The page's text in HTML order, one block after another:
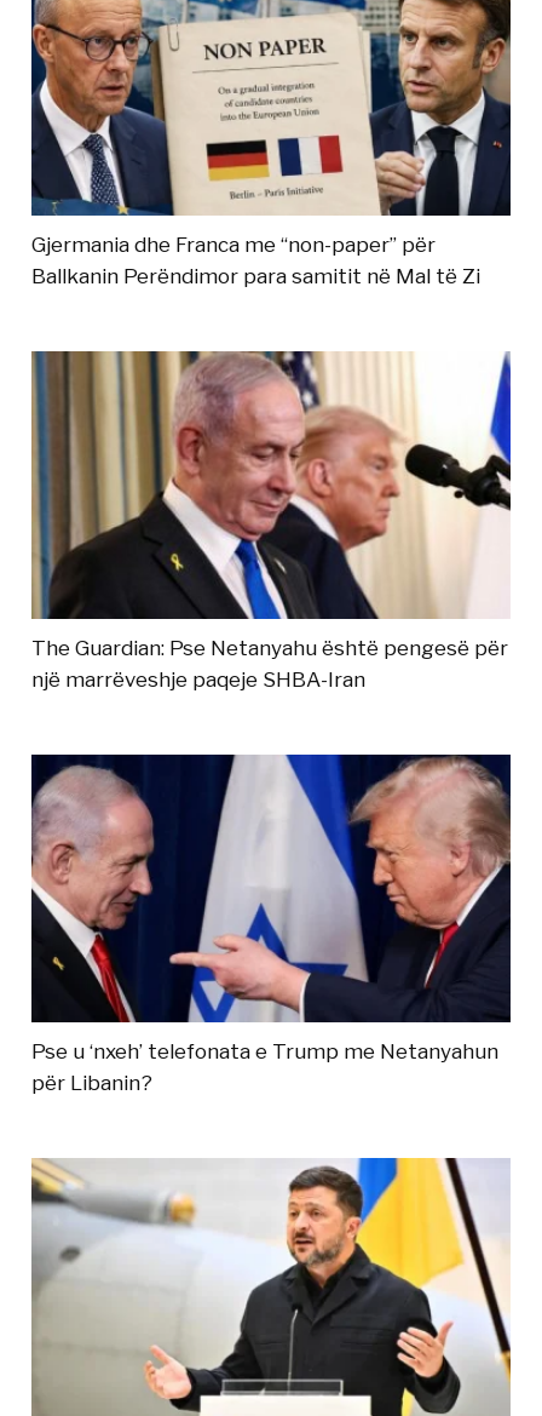
Gjermania dhe Franca me “non-paper” për
Ballkanin Perëndimor para samitit në Mal të Zi
The Guardian: Pse Netanyahu është pengesë për
një marrëveshje paqeje SHBA-Iran
Pse u ‘nxeh’ telefonata e Trump me Netanyahun
për Libanin?